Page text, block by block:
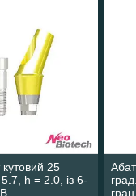
25
h = 2.0, із 6-